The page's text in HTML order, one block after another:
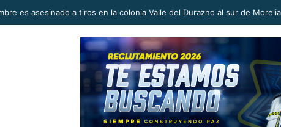
en la Reconstrucción del Tejido Social, Invita Rectora a Madres y